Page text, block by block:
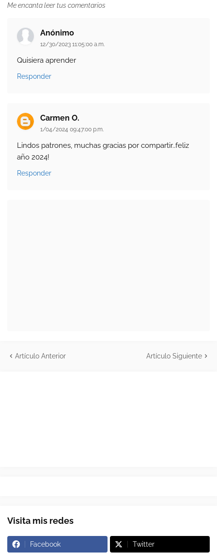
Me encanta leer tus comentarios
Anónimo
12/30/2023 11:05:00 a.m.
Quisiera aprender
Responder
Carmen O.
1/04/2024 09:47:00 p.m.
Lindos patrones, muchas gracias por compartir..feliz
año 2024!
Responder
Artículo Anterior Artículo Siguiente
Visita mis redes
Facebook Twitter